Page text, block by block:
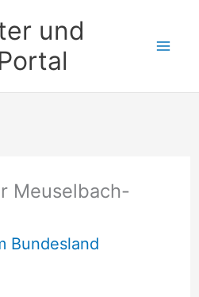
und
Meuselbach-
Bundesland